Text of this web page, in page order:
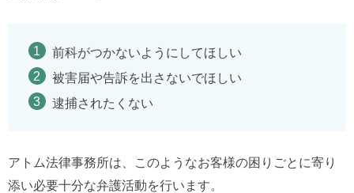
前科がつかないようにしてほしい
被害届や告訴を出さないでほしい
逮捕されたくない
アトム法律事務所は、このようなお客様の困りごとに寄り
添い必要十分な弁護活動を行います。